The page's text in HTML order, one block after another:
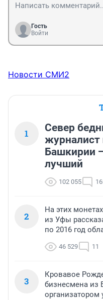
Гость
Войти
Новости СМИ2
1
Север
журналист
Башкирии
лучший
102 055
2
На этих
из Уфы
по 2016 год
46 529 11
3
Кровавое
бизнесмена из
организатором